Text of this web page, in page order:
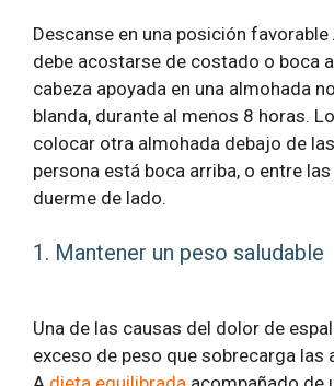
Descanse en una posición
debe acostarse de costado o boca
cabeza apoyada en una almohada
blanda, durante al menos 8 horas.
colocar otra almohada debajo de
persona está boca arriba, o entre
duerme de lado.
1. Mantener un peso saludable
Una de las causas del dolor de
exceso de peso que sobrecarga las